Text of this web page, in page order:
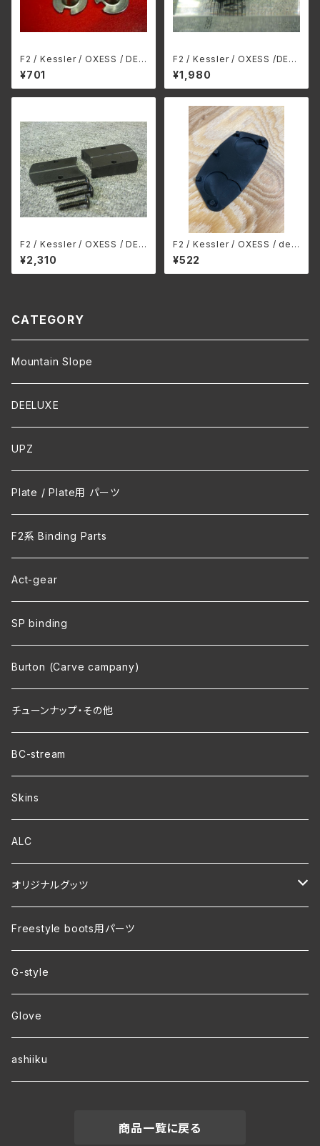
F2 / Kessler / OXESS / DEE
LUXE binding 共通 insert
nuts 1本
¥701
F2 / Kessler / OXESS /DEEL
UXE binding 共通 Canting
Wedges ３°
¥1,980
F2 / Kessler / OXESS / DEE
LUXE binding 共通 Toe /
Heel Lift
¥2,310
F2 / Kessler / OXESS / dee
luxe / Mountain slope bind
ing 共通 Damping set bla
ck 1枚
¥522
CATEGORY
Mountain Slope
DEELUXE
UPZ
Plate / Plate用 パーツ
F2系 Binding Parts
Act-gear
SP binding
Burton (Carve campany)
チューンナップ・その他
BC-stream
Skins
ALC
オリジナルグッツ
裏地付き オリジナルコーチジャケット
ver.2 毛玉が出来にくい・裏起毛 オリジナルパーカー
ver.1 速乾・裏起毛・サイズ豊富 オリジナルパーカー
ワラーチwebオーダー
Freestyle boots用パーツ
G-style
Glove
ashiiku
商品一覧に戻る